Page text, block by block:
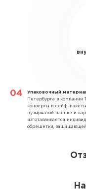
Упаковочный
Петербурга в компании
конверты и
пузырчатой пленке и
изготавливается
обрешетки, защищающей